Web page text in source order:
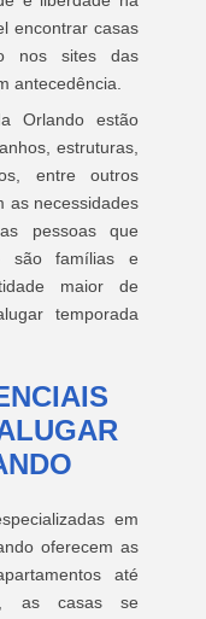
encontrar casas
nos sites das
antecedência.
Orlando estão
estruturas,
entre outros
as necessidades
pessoas que
são famílias e
maior de
temporada
em
oferecem as
até
as casas se